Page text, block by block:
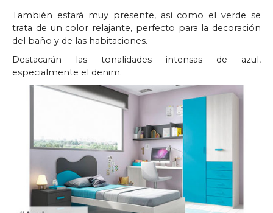
También estará muy presente, así como el verde se
trata de un color relajante, perfecto para la decoración
del baño y de las habitaciones.
Destacarán las tonalidades intensas de azul,
especialmente el denim.